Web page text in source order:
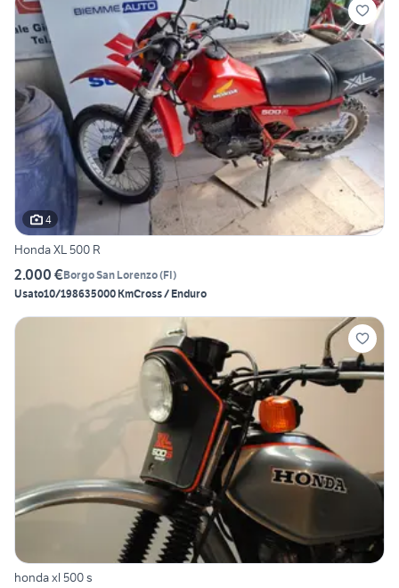
4
Honda XL 500 R
2.000 €Borgo San Lorenzo(FI)
Usato10/198635000 KmCross / Enduro
honda xl 500 s